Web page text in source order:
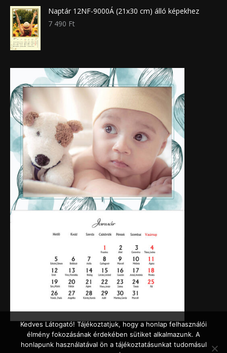
Naptár 12NF-9000Á (21x30 cm) álló képekhez
7 490 Ft
Kedves Látogató! Tájékoztatjuk, hogy a honlap felhasználói
élmény fokozásának érdekében sütiket alkalmazunk. A
honlapunk használatával ön a tájékoztatásunkat tudomásul